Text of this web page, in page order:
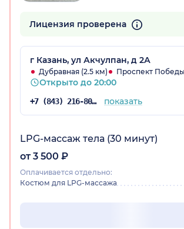
Лицензия проверена
г Казань, ул Акчулпан, д 2А
Дубравная (2.5 км) Проспект
Открыто до 20:00
+7 (843) 216-80-54 показать
LPG-массаж тела (30 минут)
от 3 500 ₽
Оплачивается отдельно:
Костюм для LPG-массажа